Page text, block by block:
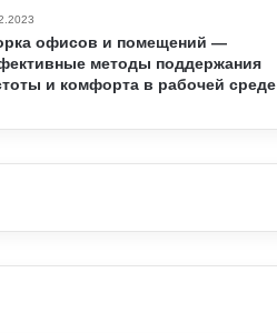
офисов и помещений —
методы поддержания
и комфорта в рабочей среде